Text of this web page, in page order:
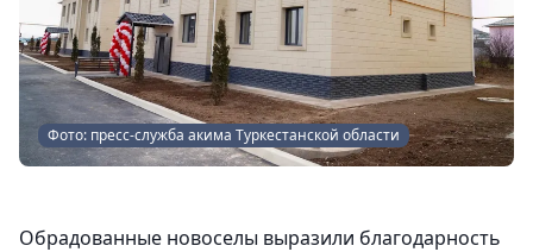
Фото: пресс-служба акима Туркестанской области
Обрадованные новоселы выразили благодарность